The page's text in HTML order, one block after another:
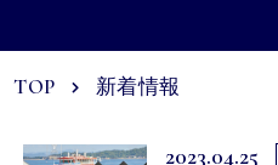
宴会・会議
ご慶事・ご法要
TOP 新着情報
2023.04.25